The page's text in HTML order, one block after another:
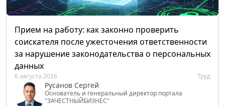
Прием на работу: как законно проверить
соискателя после ужесточения ответственности
за нарушение законодательства о персональных
данных
6 августа 2026 Труд
Русанов Сергей
Основатель и генеральный директор портала
"ЗАЧЕСТНЫЙБИЗНЕС"